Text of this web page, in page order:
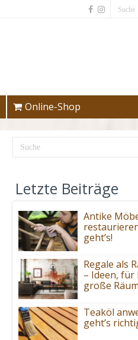
Online-Shop
Letzte Beiträge
Antike
geht’s!
Regale als
– Ideen, für
große
Teaköl
geht’s